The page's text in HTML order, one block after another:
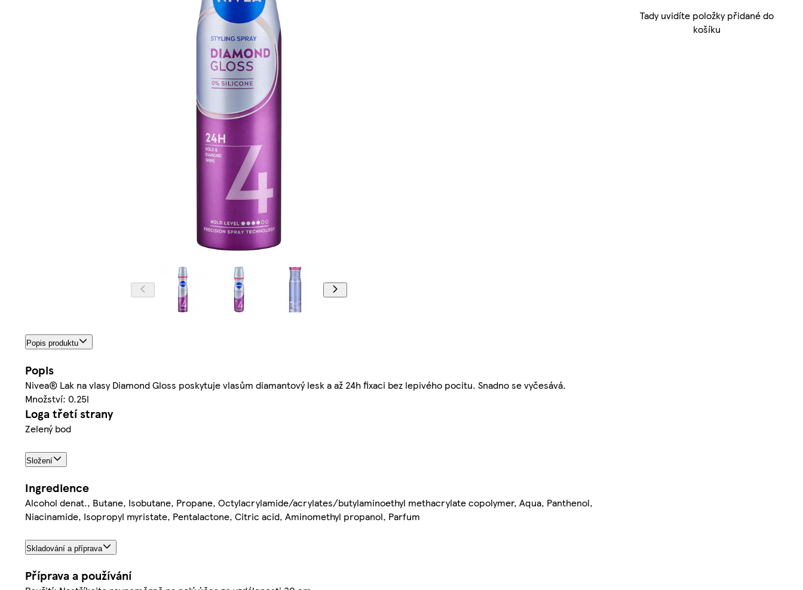
Popis produktu
Popis
Nivea® Lak na vlasy Diamond Gloss poskytuje vlasům diamantový lesk a až 24h fixaci bez lepivého pocitu. Snadno se vyčesává.
Množství: 0.25l
Loga třetí strany
Zelený bod
Složení
Ingredience
Alcohol denat., Butane, Isobutane, Propane, Octylacrylamide/acrylates/butylaminoethyl methacrylate copolymer, Aqua, Panthenol,
Niacinamide, Isopropyl myristate, Pentalactone, Citric acid, Aminomethyl propanol, Parfum
Skladování a příprava
Příprava a používání
Tady uvidíte položky přidané do
košíku